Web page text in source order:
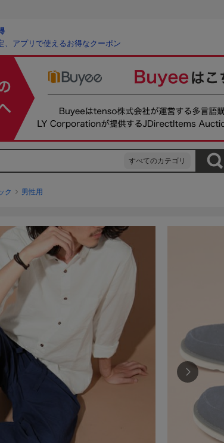
、アプリで使えるお得なクーポン
すべてのカテゴリ
ク 男性用